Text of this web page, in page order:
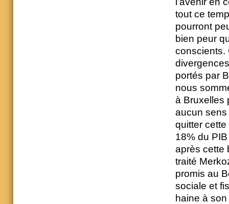
tout ce
pourront
bien peur
conscients.
portés par
nous
à Bruxelles
aucun
quitter
18% du
après cette
traité
promis au
sociale et
haine à